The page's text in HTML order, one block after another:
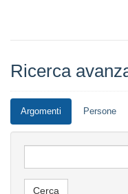
Ricerca
Argomenti Persone